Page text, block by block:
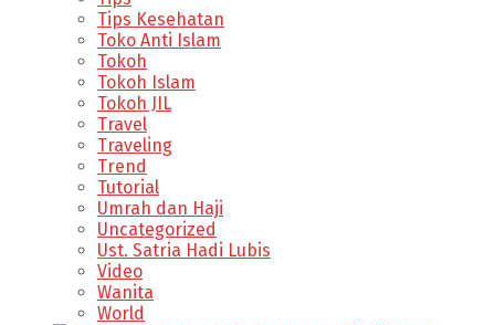
Tips Kesehatan
Toko Anti Islam
Tokoh
Tokoh Islam
Tokoh JIL
Travel
Traveling
Trend
Tutorial
Umrah dan Haji
Uncategorized
Ust. Satria Hadi Lubis
Video
Wanita
World